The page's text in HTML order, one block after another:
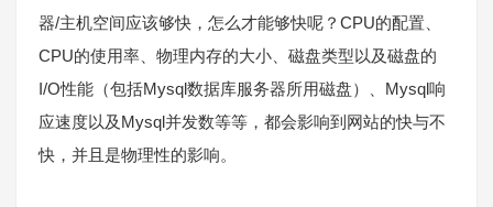
器/主机空间应该够快，怎么才能够快呢？CPU的配置、
CPU的使用率、物理内存的大小、磁盘类型以及磁盘的
I/O性能（包括Mysql数据库服务器所用磁盘）、Mysql响
应速度以及Mysql并发数等等，都会影响到网站的快与不
快，并且是物理性的影响。